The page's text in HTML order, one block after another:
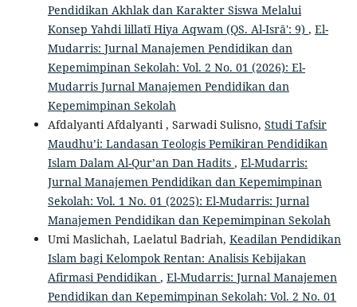
Pendidikan Akhlak dan Karakter Siswa Melalui
Konsep Yahdi lillatī Hiya Aqwam (QS. Al-Isrā': 9) , El-
Mudarris: Jurnal Manajemen Pendidikan dan
Kepemimpinan Sekolah: Vol. 2 No. 01 (2026): El-
Mudarris Jurnal Manajemen Pendidikan dan
Kepemimpinan Sekolah
Afdalyanti Afdalyanti , Sarwadi Sulisno, Studi Tafsir
Maudhu’i: Landasan Teologis Pemikiran Pendidikan
Islam Dalam Al-Qur’an Dan Hadits , El-Mudarris:
Jurnal Manajemen Pendidikan dan Kepemimpinan
Sekolah: Vol. 1 No. 01 (2025): El-Mudarris: Jurnal
Manajemen Pendidikan dan Kepemimpinan Sekolah
Umi Maslichah, Laelatul Badriah, Keadilan Pendidikan
Islam bagi Kelompok Rentan: Analisis Kebijakan
Afirmasi Pendidikan , El-Mudarris: Jurnal Manajemen
Pendidikan dan Kepemimpinan Sekolah: Vol. 2 No. 01